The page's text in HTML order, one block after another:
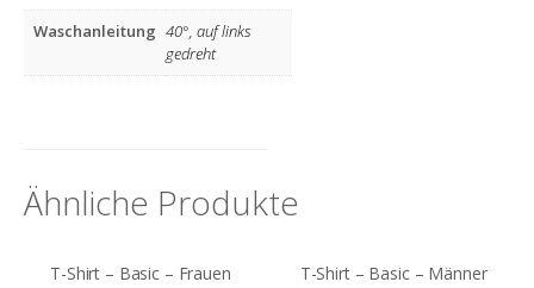
Waschanleitung 40°, auf links
gedreht
Ähnliche Produkte
T-Shirt – Basic – Frauen T-Shirt – Basic – Männer